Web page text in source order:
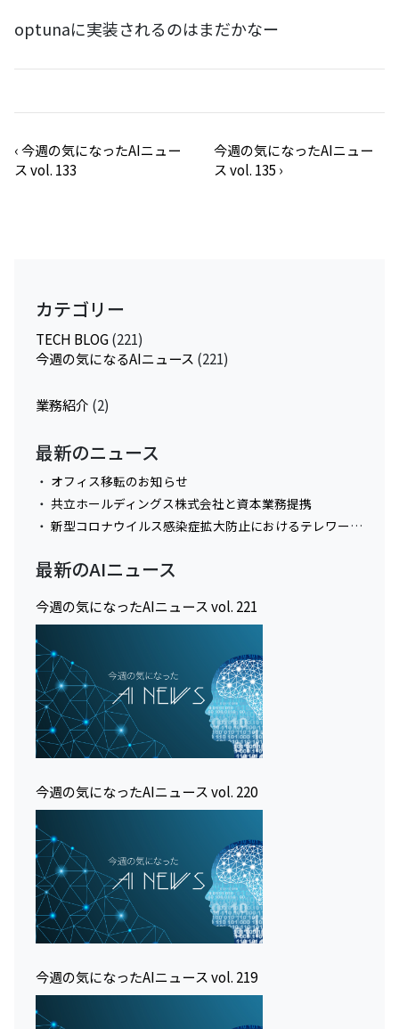
optunaに実装されるのはまだかなー
‹今週の気になったAIニュー
ス vol. 133
今週の気になったAIニュー
ス vol. 135 ›
カテゴリー
TECH BLOG(221)
今週の気になるAIニュース (221)
業務紹介 (2)
最新のニュース
オフィス移転のお知らせ
共立ホールディングス株式会社と資本業務提携
新型コロナウイルス感染症拡大防止におけるテレワーク実施に関してのお知らせ
最新のAIニュース
今週の気になったAIニュース vol. 221
今週の気になったAIニュース vol. 220
今週の気になったAIニュース vol. 219